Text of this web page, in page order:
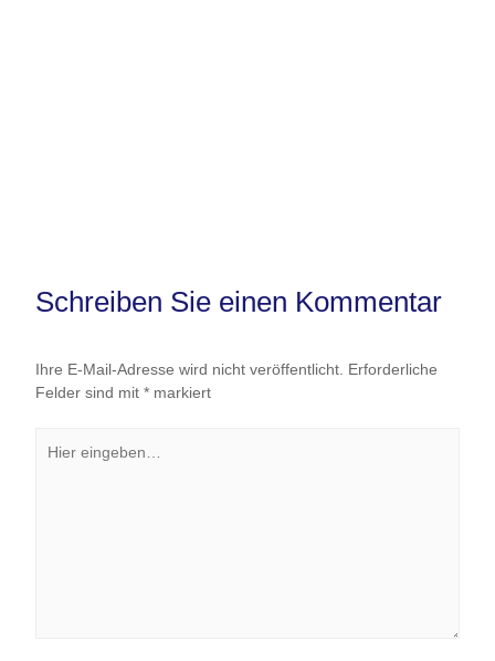
Schreiben Sie einen Kommentar
Ihre E-Mail-Adresse wird nicht veröffentlicht. Erforderliche
Felder sind mit *markiert
eingeben…